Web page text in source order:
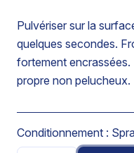
Pulvériser sur la
quelques secondes.
fortement encrassées.
propre non pelucheux.
Conditionnement :